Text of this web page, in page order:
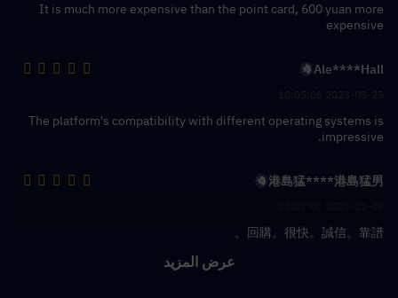
It is much more expensive than the point card, 600 yuan more
expensive
Ale****Hall
The platform's compatibility with different operating systems is
impressive.
港島猛****港島猛男
回購。很快。誠信。靠譜。
عرض المزيد